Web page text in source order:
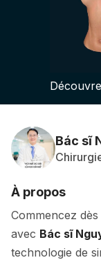
Accueil
Plateforme
Forfait
Avis des
Bác sĩ
À propos
Commencez
avec Bác sĩ
technologie de